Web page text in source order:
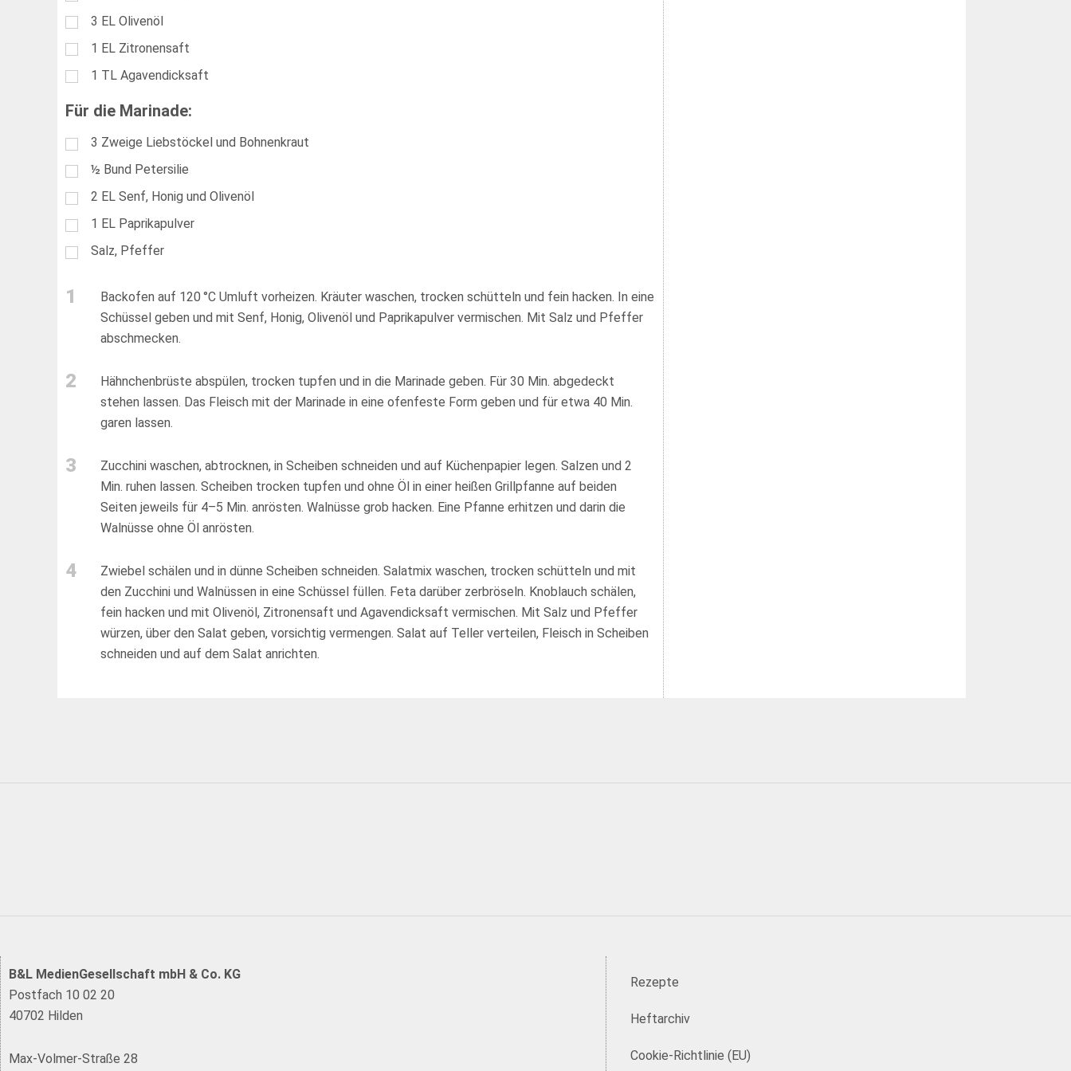
3 EL Olivenöl
1 EL Zitronensaft
1 TL Agavendicksaft
Für die Marinade:
3 Zweige Liebstöckel und Bohnenkraut
½ Bund Petersilie
2 EL Senf, Honig und Olivenöl
1 EL Paprikapulver
Salz, Pfeffer
1
Backofen auf 120 °C Umluft vorheizen. Kräuter waschen, trocken schütteln und fein hacken. In eine
Schüssel geben und mit Senf, Honig, Olivenöl und Paprikapulver vermischen. Mit Salz und Pfeffer
abschmecken.
2
Hähnchenbrüste abspülen, trocken tupfen und in die Marinade geben. Für 30 Min. abgedeckt
stehen lassen. Das Fleisch mit der Marinade in eine ofenfeste Form geben und für etwa 40 Min.
garen lassen.
3
Zucchini waschen, abtrocknen, in Scheiben schneiden und auf Küchenpapier legen. Salzen und 2
Min. ruhen lassen. Scheiben trocken tupfen und ohne Öl in einer heißen Grillpfanne auf beiden
Seiten jeweils für 4–5 Min. anrösten. Walnüsse grob hacken. Eine Pfanne erhitzen und darin die
Walnüsse ohne Öl anrösten.
4
Zwiebel schälen und in dünne Scheiben schneiden. Salatmix waschen, trocken schütteln und mit
den Zucchini und Walnüssen in eine Schüssel füllen. Feta darüber zerbröseln. Knoblauch schälen,
fein hacken und mit Olivenöl, Zitronensaft und Agavendicksaft vermischen. Mit Salz und Pfeffer
würzen, über den Salat geben, vorsichtig vermengen. Salat auf Teller verteilen, Fleisch in Scheiben
schneiden und auf dem Salat anrichten.
B&L MedienGesellschaft mbH & Co. KG
Postfach 10 02 20
40702 Hilden
Max-Volmer-Straße 28
Rezepte
Heftarchiv
Cookie-Richtlinie (EU)